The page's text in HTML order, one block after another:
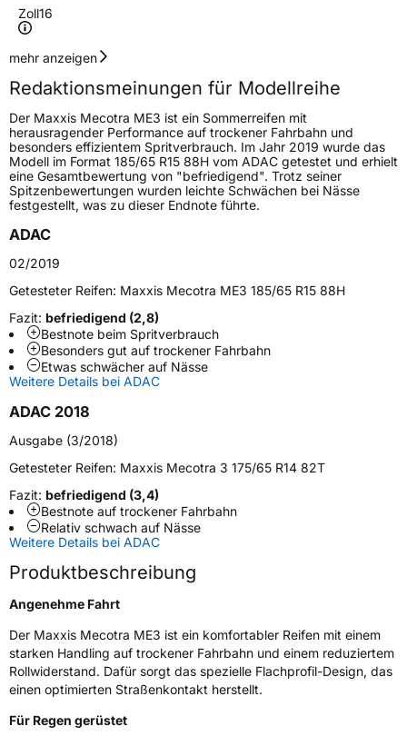
Zoll16
Geschwindigkeitsindex
Höchstgeschwindigkeit
210 km/h
Lastindex86
Höchstlast530 kg
Gewicht (in kg)7,57 kg
Generelle Merkmale
Fahrzeugtyp
VerwendungSommerreifen
ModellnameMecotra ME3
FahrzeugartPKW & SUV
Weitere Eigenschaften
SchlauchtypTL
Zustand Neureifen
EU Label
EffizienzC
Rollgeräusch (Klasse)
mehr anzeigen
Redaktionsmeinungen für Modellreihe
Der Maxxis Mecotra ME3 ist ein Sommerreifen mit
herausragender Performance auf trockener Fahrbahn und
besonders effizientem Spritverbrauch. Im Jahr 2019 wurde das
Modell im Format 185/65 R15 88H vom ADAC getestet und erhielt
eine Gesamtbewertung von "befriedigend". Trotz seiner
Spitzenbewertungen wurden leichte Schwächen bei Nässe
festgestellt, was zu dieser Endnote führte.
ADAC
02/2019
Getesteter Reifen: Maxxis Mecotra ME3 185/65 R15 88H
Fazit: befriedigend (2,8)
Bestnote beim Spritverbrauch
Besonders gut auf trockener Fahrbahn
Etwas schwächer auf Nässe
Weitere Details bei ADAC
ADAC 2018
Ausgabe (3/2018)
Getesteter Reifen: Maxxis Mecotra 3 175/65 R14 82T
Fazit: befriedigend (3,4)
Bestnote auf trockener Fahrbahn
Relativ schwach auf Nässe
Weitere Details bei ADAC
Produktbeschreibung
Angenehme Fahrt
Der Maxxis Mecotra ME3 ist ein komfortabler Reifen mit einem
starken Handling auf trockener Fahrbahn und einem reduziertem
Rollwiderstand. Dafür sorgt das spezielle Flachprofil-Design, das
einen optimierten Straßenkontakt herstellt.
Für Regen gerüstet